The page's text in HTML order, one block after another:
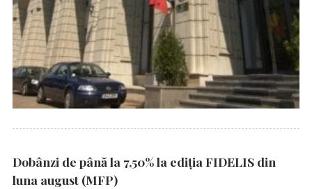
Dobânzi de până la 7,50% la ediția FIDELIS din
luna august (MFP)